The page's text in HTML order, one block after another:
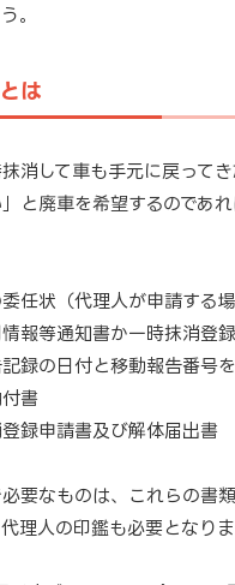
。
は
消して車も手元に戻って
と廃車を希望するのであ
委任状（代理人が申請する場
情報等通知書か一時抹消登
記録の日付と移動報告番号
付書
登録申請書及び解体届出書
要なものは、これらの書
理人の印鑑も必要となりま